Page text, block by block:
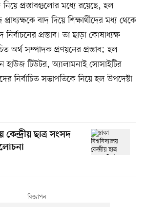
প্রস্তাবগুলোর মধ্যে রয়েছে, হল
বাদ দিয়ে শিক্ষার্থীদের মধ্য থেকে
প্রস্তাব। তা ছাড়া কোষাধ্যক্ষ
অর্থ সম্পাদক প্রণয়নের প্রস্তাব; হল
হাউজ টিউটর, অ্যালামনাই সোসাইটির
নির্বাচিত সভাপতিকে নিয়ে হল উপদেষ্টা
কেন্দ্রীয় ছাত্র সংসদ